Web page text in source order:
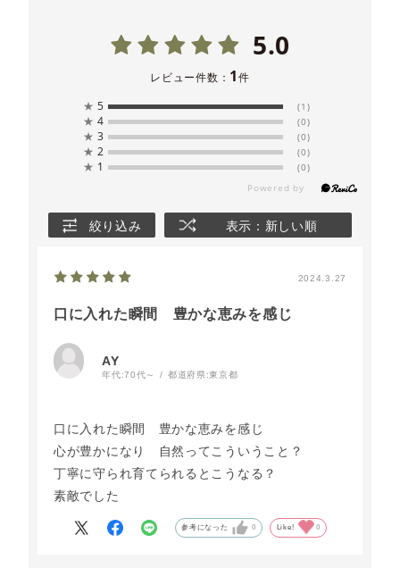
5.0
レビュー件数： 1件
★ 5 (1)
★ 4 (0)
★ 3 (0)
★ 2 (0)
★ 1 (0)
絞り込み 表示：新しい順
2024.3.27
口に入れた瞬間 豊かな恵みを感じ
AY
年代:70代～ 都道府県:東京都
口に入れた瞬間 豊かな恵みを感じ
心が豊かになり 自然ってこういうこと？
丁寧に守られ育てられるとこうなる？
素敵でした
参考になった 0 Like! 0